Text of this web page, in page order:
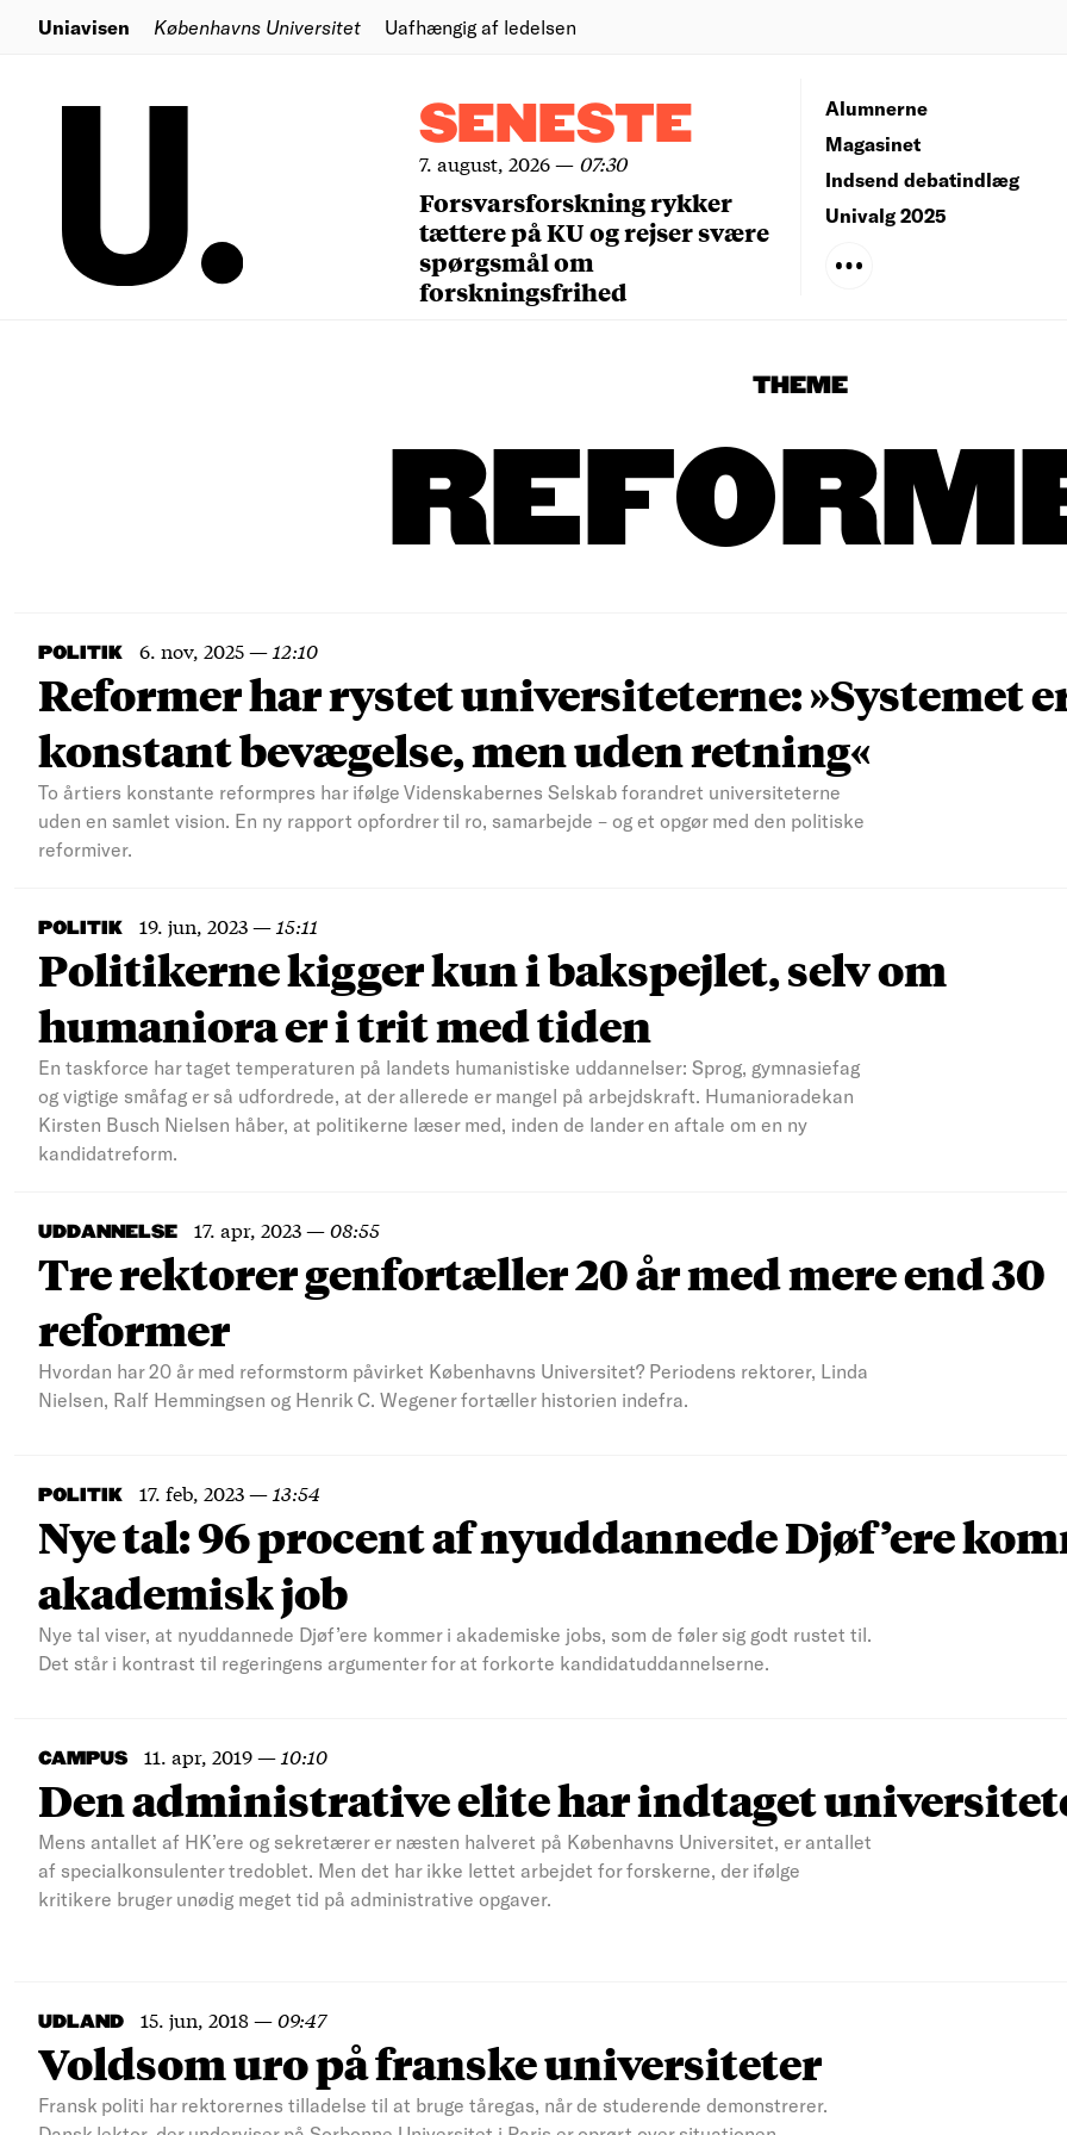
Uniavisen Københavns Universitet Uafhængig af ledelsen
SENESTE
7. august, 2026— 07:30
Forsvarsforskning rykker
tættere på KU og rejser svære
spørgsmål om
forskningsfrihed
Alumnerne
Magasinet
Indsend debatindlæg
Univalg 2025
THEME
POLITIK 6. nov, 2025— 12:10
Reformer har rystet universiteterne: »Systemet
konstant bevægelse, men uden retning«
To årtiers konstante reformpres har ifølge Videnskabernes Selskab forandret universiteterne
uden en samlet vision. En ny rapport opfordrer til ro, samarbejde – og et opgør med den politiske
reformiver.
POLITIK 19. jun, 2023— 15:11
Politikerne kigger kun i bakspejlet, selv om
humaniora er i trit med tiden
En taskforce har taget temperaturen på landets humanistiske uddannelser: Sprog, gymnasiefag
og vigtige småfag er så udfordrede, at der allerede er mangel på arbejdskraft. Humanioradekan
Kirsten Busch Nielsen håber, at politikerne læser med, inden de lander en aftale om en ny
kandidatreform.
UDDANNELSE 17. apr, 2023—08:55
Tre rektorer genfortæller 20 år med mere end 30
reformer
Hvordan har 20 år med reformstorm påvirket Københavns Universitet? Periodens rektorer, Linda
Nielsen, Ralf Hemmingsen og Henrik C. Wegener fortæller historien indefra.
POLITIK 17. feb, 2023— 13:54
Nye tal: 96 procent af nyuddannede Djøf’ere
akademisk job
Nye tal viser, at nyuddannede Djøf’ere kommer i akademiske jobs, som de føler sig godt rustet til.
Det står i kontrast til regeringens argumenter for at forkorte kandidatuddannelserne.
CAMPUS 11. apr, 2019— 10:10
Den administrative elite har indtaget
Mens antallet af HK’ere og sekretærer er næsten halveret på Københavns Universitet, er antallet
af specialkonsulenter tredoblet. Men det har ikke lettet arbejdet for forskerne, der ifølge
kritikere bruger unødig meget tid på administrative opgaver.
UDLAND 15. jun, 2018—09:47
Voldsom uro på franske universiteter
Fransk politi har rektorernes tilladelse til at bruge tåregas, når de studerende demonstrerer.